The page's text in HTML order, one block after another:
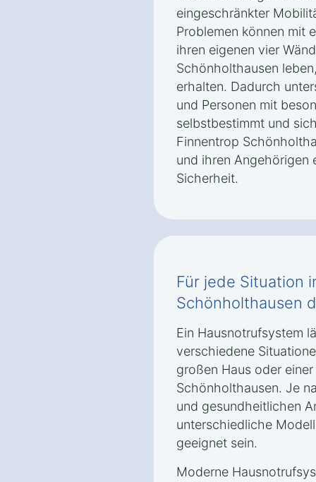
eingeschränkter
Problemen können mit
ihren eigenen vier
Schönholthausen
erhalten. Dadurch
und Personen mit
selbstbestimmt und
Finnentrop
und ihren Angehörigen
Sicherheit.
Für jede Situation
Schönholthausen
Ein Hausnotrufsystem
verschiedene
großen Haus oder
Schönholthausen. Je
und gesundheitlichen
unterschiedliche
geeignet sein.
Moderne